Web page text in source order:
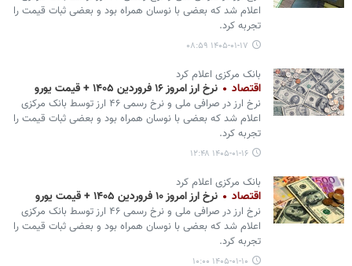
اعلام شد که بعضی با نوسان همراه بود و بعضی ثبات قیمت را
تجربه کرد.
۱۴۰۵-۰۱-۱۷ ۰۸:۵۹
بانک مرکزی اعلام کرد
اقتصاد نرخ ارز امروز ۱۶ فروردین ۱۴۰۵ + قیمت یورو
نرخ ارز در صرافی ملی و نرخ رسمی ۴۶ ارز توسط بانک مرکزی
اعلام شد که بعضی با نوسان همراه بود و بعضی ثبات قیمت را
تجربه کرد.
۱۴۰۵-۰۱-۱۶ ۱۲:۴۸
بانک مرکزی اعلام کرد
اقتصاد نرخ ارز امروز ۱۰ فروردین ۱۴۰۵ + قیمت یورو
نرخ ارز در صرافی ملی و نرخ رسمی ۴۶ ارز توسط بانک مرکزی
اعلام شد که بعضی با نوسان همراه بود و بعضی ثبات قیمت را
تجربه کرد.
۱۴۰۵-۰۱-۱۰ ۱۰:۰۰